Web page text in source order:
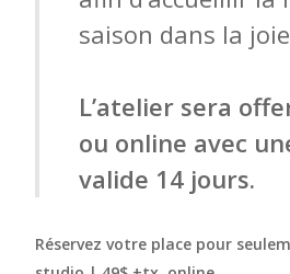
saison dans la
L’atelier sera
ou online avec
valide 14 jours.
Réservez votre place pour